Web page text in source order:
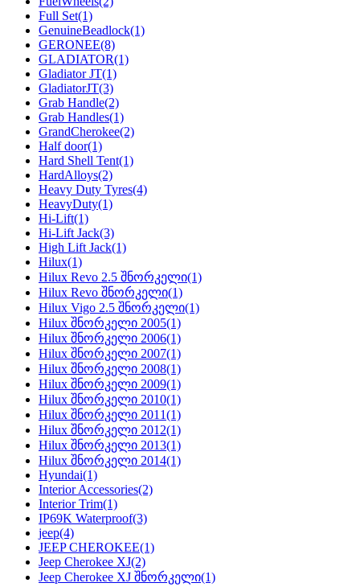
Full Set(1)
GenuineBeadlock(1)
GERONEE(8)
GLADIATOR(1)
Gladiator JT(1)
GladiatorJT(3)
Grab Handle(2)
Grab Handles(1)
GrandCherokee(2)
Half door(1)
Hard Shell Tent(1)
HardAlloys(2)
Heavy Duty Tyres(4)
HeavyDuty(1)
Hi-Lift(1)
Hi-Lift Jack(3)
High Lift Jack(1)
Hilux(1)
Hilux Revo 2.5 შნორკელი(1)
Hilux Revo შნორკელი(1)
Hilux Vigo 2.5 შნორკელი(1)
Hilux შნორკელი 2005(1)
Hilux შნორკელი 2006(1)
Hilux შნორკელი 2007(1)
Hilux შნორკელი 2008(1)
Hilux შნორკელი 2009(1)
Hilux შნორკელი 2010(1)
Hilux შნორკელი 2011(1)
Hilux შნორკელი 2012(1)
Hilux შნორკელი 2013(1)
Hilux შნორკელი 2014(1)
Hyundai(1)
Interior Accessories(2)
Interior Trim(1)
IP69K Waterproof(3)
jeep(4)
JEEP CHEROKEE(1)
Jeep Cherokee XJ(2)
Jeep Cherokee XJ შნორკელი(1)